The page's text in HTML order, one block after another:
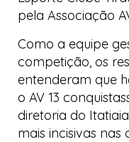
pela Associação
Como a equipe
competição, os
entenderam que
o AV 13
diretoria do
mais incisivas